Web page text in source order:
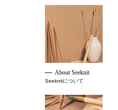
About Seeknit
Seeknitについて